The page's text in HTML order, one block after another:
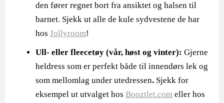
den fører regnet bort fra ansiktet og halsen til
barnet. Sjekk ut alle de kule sydvestene de har
hosJollyroom!
Ull- eller fleecetøy (vår, høst og vinter): Gjerne
heldress som er perfekt både til innendørs lek og
som mellomlag under utedressen. Sjekk for
eksempel ut utvalget hosBooztlet.com eller hos